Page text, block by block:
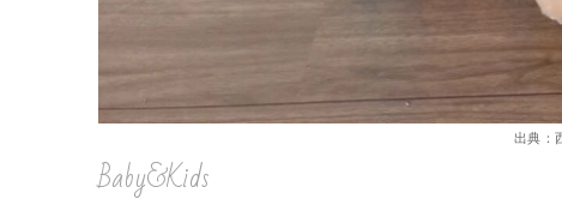
出典：
Baby&Kids